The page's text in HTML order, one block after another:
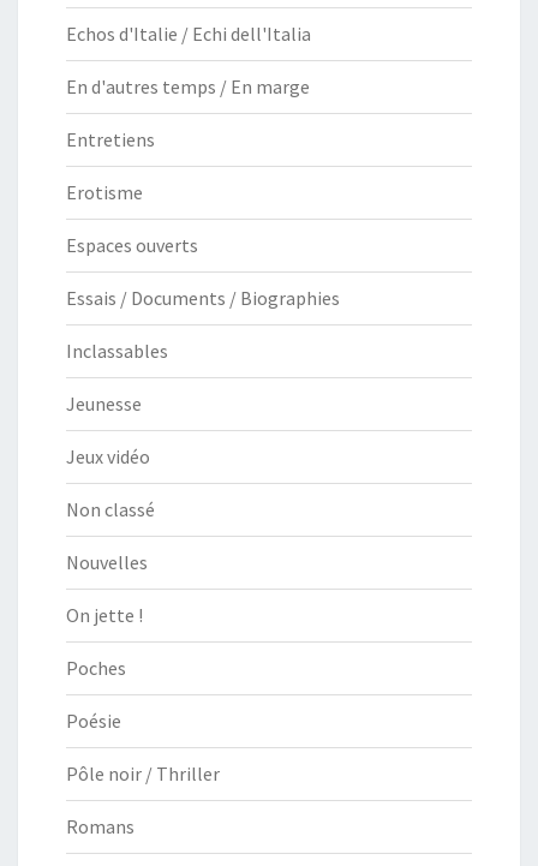
Echos d'Italie / Echi dell'Italia
En d'autres temps / En marge
Entretiens
Erotisme
Espaces ouverts
Essais / Documents / Biographies
Inclassables
Jeunesse
Jeux vidéo
Non classé
Nouvelles
On jette !
Poches
Poésie
Pôle noir / Thriller
Romans